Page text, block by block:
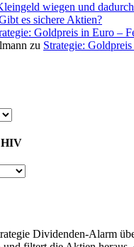
wiegen und
es sichere Aktien?
Goldpreis in Euro –
zu Strategie:
Dividenden-Alarm